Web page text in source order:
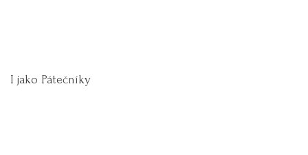
I jako Pátečníky